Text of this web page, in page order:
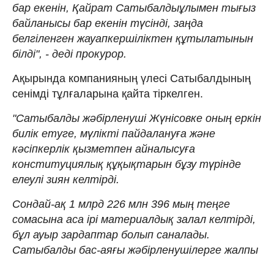
бар екенін, Қайрат Сатыбалдыұлымен тығыз
байланысы бар екенін түсінді, заңда
белгіленген жауапкершіліктен құтылатынын
білді", - деді прокурор.
Ақырында компанияның үлесі Сатыбалдының
сенімді тұлғаларына қайта тіркелген.
"Сатыбалды жәбірленуші Жүнісовке оның еркін
билік етуге, мүлікті пайдалануға және
кәсіпкерлік қызметпен айналысуға
конституциялық құқықтарын бұзу түрінде
елеулі зиян келтірді.
Сондай-ақ 1 млрд 226 млн 396 мың теңге
сомасына аса ірі материалдық залал келтірді,
бұл ауыр зардаптар болып саналады.
Сатыбалды бас-аяғы жәбірленушілерге жалпы